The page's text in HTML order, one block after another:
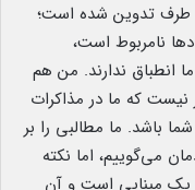
طرف تدوین شده است؛
نامربوط است،
انطباق ندارند. من هم
نیست که ما در مذاکرات
باشد. ما مطالبی را بر
می‌گوییم، اما نکته
یک مبنایی است و آن